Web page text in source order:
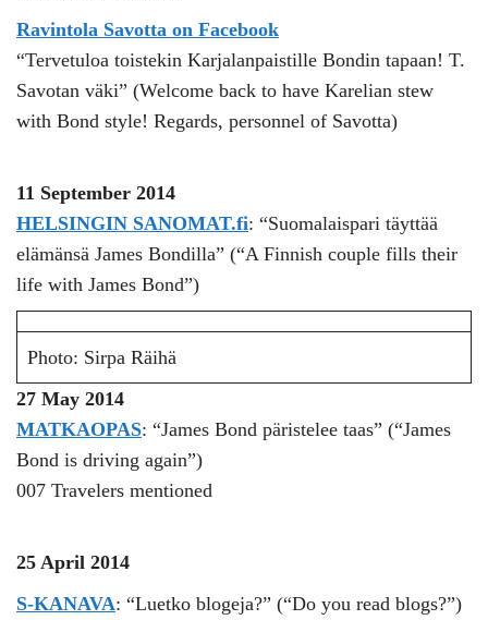
Ravintola Savotta on Facebook
“Tervetuloa toistekin Karjalanpaistille Bondin tapaan! T.
Savotan väki” (Welcome back to have Karelian stew
with Bond style! Regards, personnel of Savotta)
11 September 2014
HELSINGIN SANOMAT.fi: “Suomalaispari täyttää
elämänsä James Bondilla” (“A Finnish couple fills their
life with James Bond”)
Photo: Sirpa Räihä
27 May 2014
MATKAOPAS: “James Bond päristelee taas” (“James
Bond is driving again”)
007 Travelers mentioned
25 April 2014
S-KANAVA: “Luetko blogeja?” (“Do you read blogs?”)